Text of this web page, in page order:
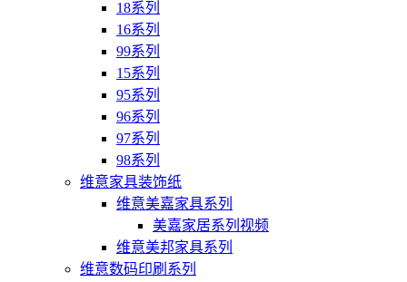
18系列
16系列
99系列
15系列
95系列
96系列
97系列
98系列
维意家具装饰纸
维意美嘉家具系列
美嘉家居系列视频
维意美邦家具系列
维意数码印刷系列